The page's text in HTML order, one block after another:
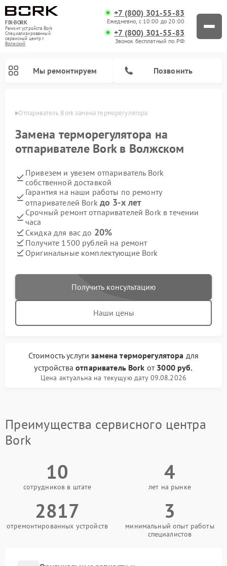
FIX-BORK
Ремонт устройств Bork
Специализированный
cервисный центр г.
Волжский
+7 (800) 301-55-83
Ежедневно, с 10:00 до 20:00
+7 (800) 301-55-83
Звонок бесплатный по РФ
Мы ремонтируем Позвонить
Отпариватель Bork замена терморегулятора
Замена терморегулятора на
отпаривателе Bork в Волжском
Привезем и увезем отпариватель Bork
собственной доставкой
Гарантия на наши работы по ремонту
отпаривателей Bork до 3-х лет
Срочный ремонт отпаривателей Bork в течении
часа
Скидка для вас до 20%
Получите 1500 рублей на ремонт
Оригинальные комплектующие Bork
Получить консультацию
Наши цены
Стоимость услугизамена терморегулятора для
устройстваотпариватель Bork от 3000 руб.
Цена актуальна на текущую дату 09.08.2026
Преимущества сервисного центра
Bork
10
сотрудников в штате
4
лет на рынке
2817
отремонтированных устройств
3
минимальный опыт работы
специалистов